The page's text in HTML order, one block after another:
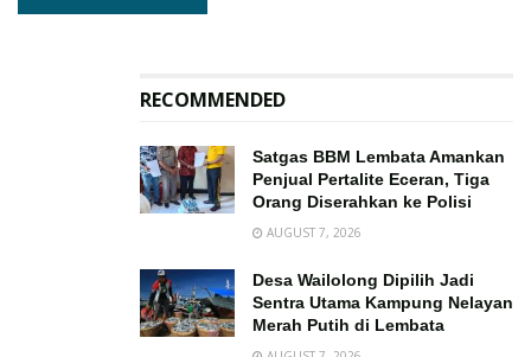
RECOMMENDED
Satgas BBM Lembata Amankan
Penjual Pertalite Eceran, Tiga
Orang Diserahkan ke Polisi
AUGUST 7, 2026
Desa Wailolong Dipilih Jadi
Sentra Utama Kampung Nelayan
Merah Putih di Lembata